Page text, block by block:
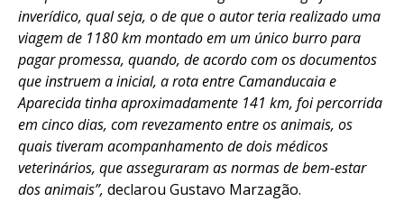
inverídico, qual seja, o de que o autor teria realizado uma
viagem de 1180 km montado em um único burro para
pagar promessa, quando, de acordo com os documentos
que instruem a inicial, a rota entre Camanducaia e
Aparecida tinha aproximadamente 141 km, foi percorrida
em cinco dias, com revezamento entre os animais, os
quais tiveram acompanhamento de dois médicos
veterinários, que asseguraram as normas de bem-estar
dos animais”, declarou Gustavo Marzagão.